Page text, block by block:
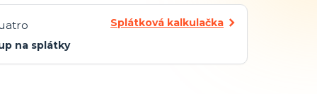
Splátková kalkulačka
na splátky